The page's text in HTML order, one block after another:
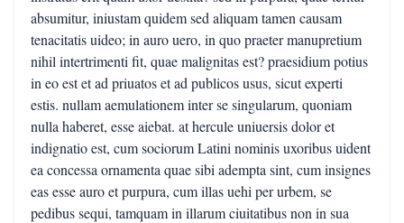
absumitur, iniustam quidem sed aliquam tamen causam
tenacitatis uideo; in auro uero, in quo praeter manupretium
nihil intertrimenti fit, quae malignitas est? praesidium potius
in eo est et ad priuatos et ad publicos usus, sicut experti
estis. nullam aemulationem inter se singularum, quoniam
nulla haberet, esse aiebat. at hercule uniuersis dolor et
indignatio est, cum sociorum Latini nominis uxoribus uident
ea concessa ornamenta quae sibi adempta sint, cum insignes
eas esse auro et purpura, cum illas uehi per urbem, se
pedibus sequi, tamquam in illarum ciuitatibus non in sua